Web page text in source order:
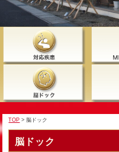
TOP > 脳ドック
脳ドック